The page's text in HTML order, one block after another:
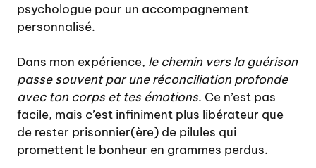
psychologue pour un accompagnement
personnalisé.
Dans mon expérience, le chemin vers la guérison
passe souvent par une réconciliation profonde
avec ton corps et tes émotions. Ce n’est pas
facile, mais c’est infiniment plus libérateur que
de rester prisonnier(ère) de pilules qui
promettent le bonheur en grammes perdus.